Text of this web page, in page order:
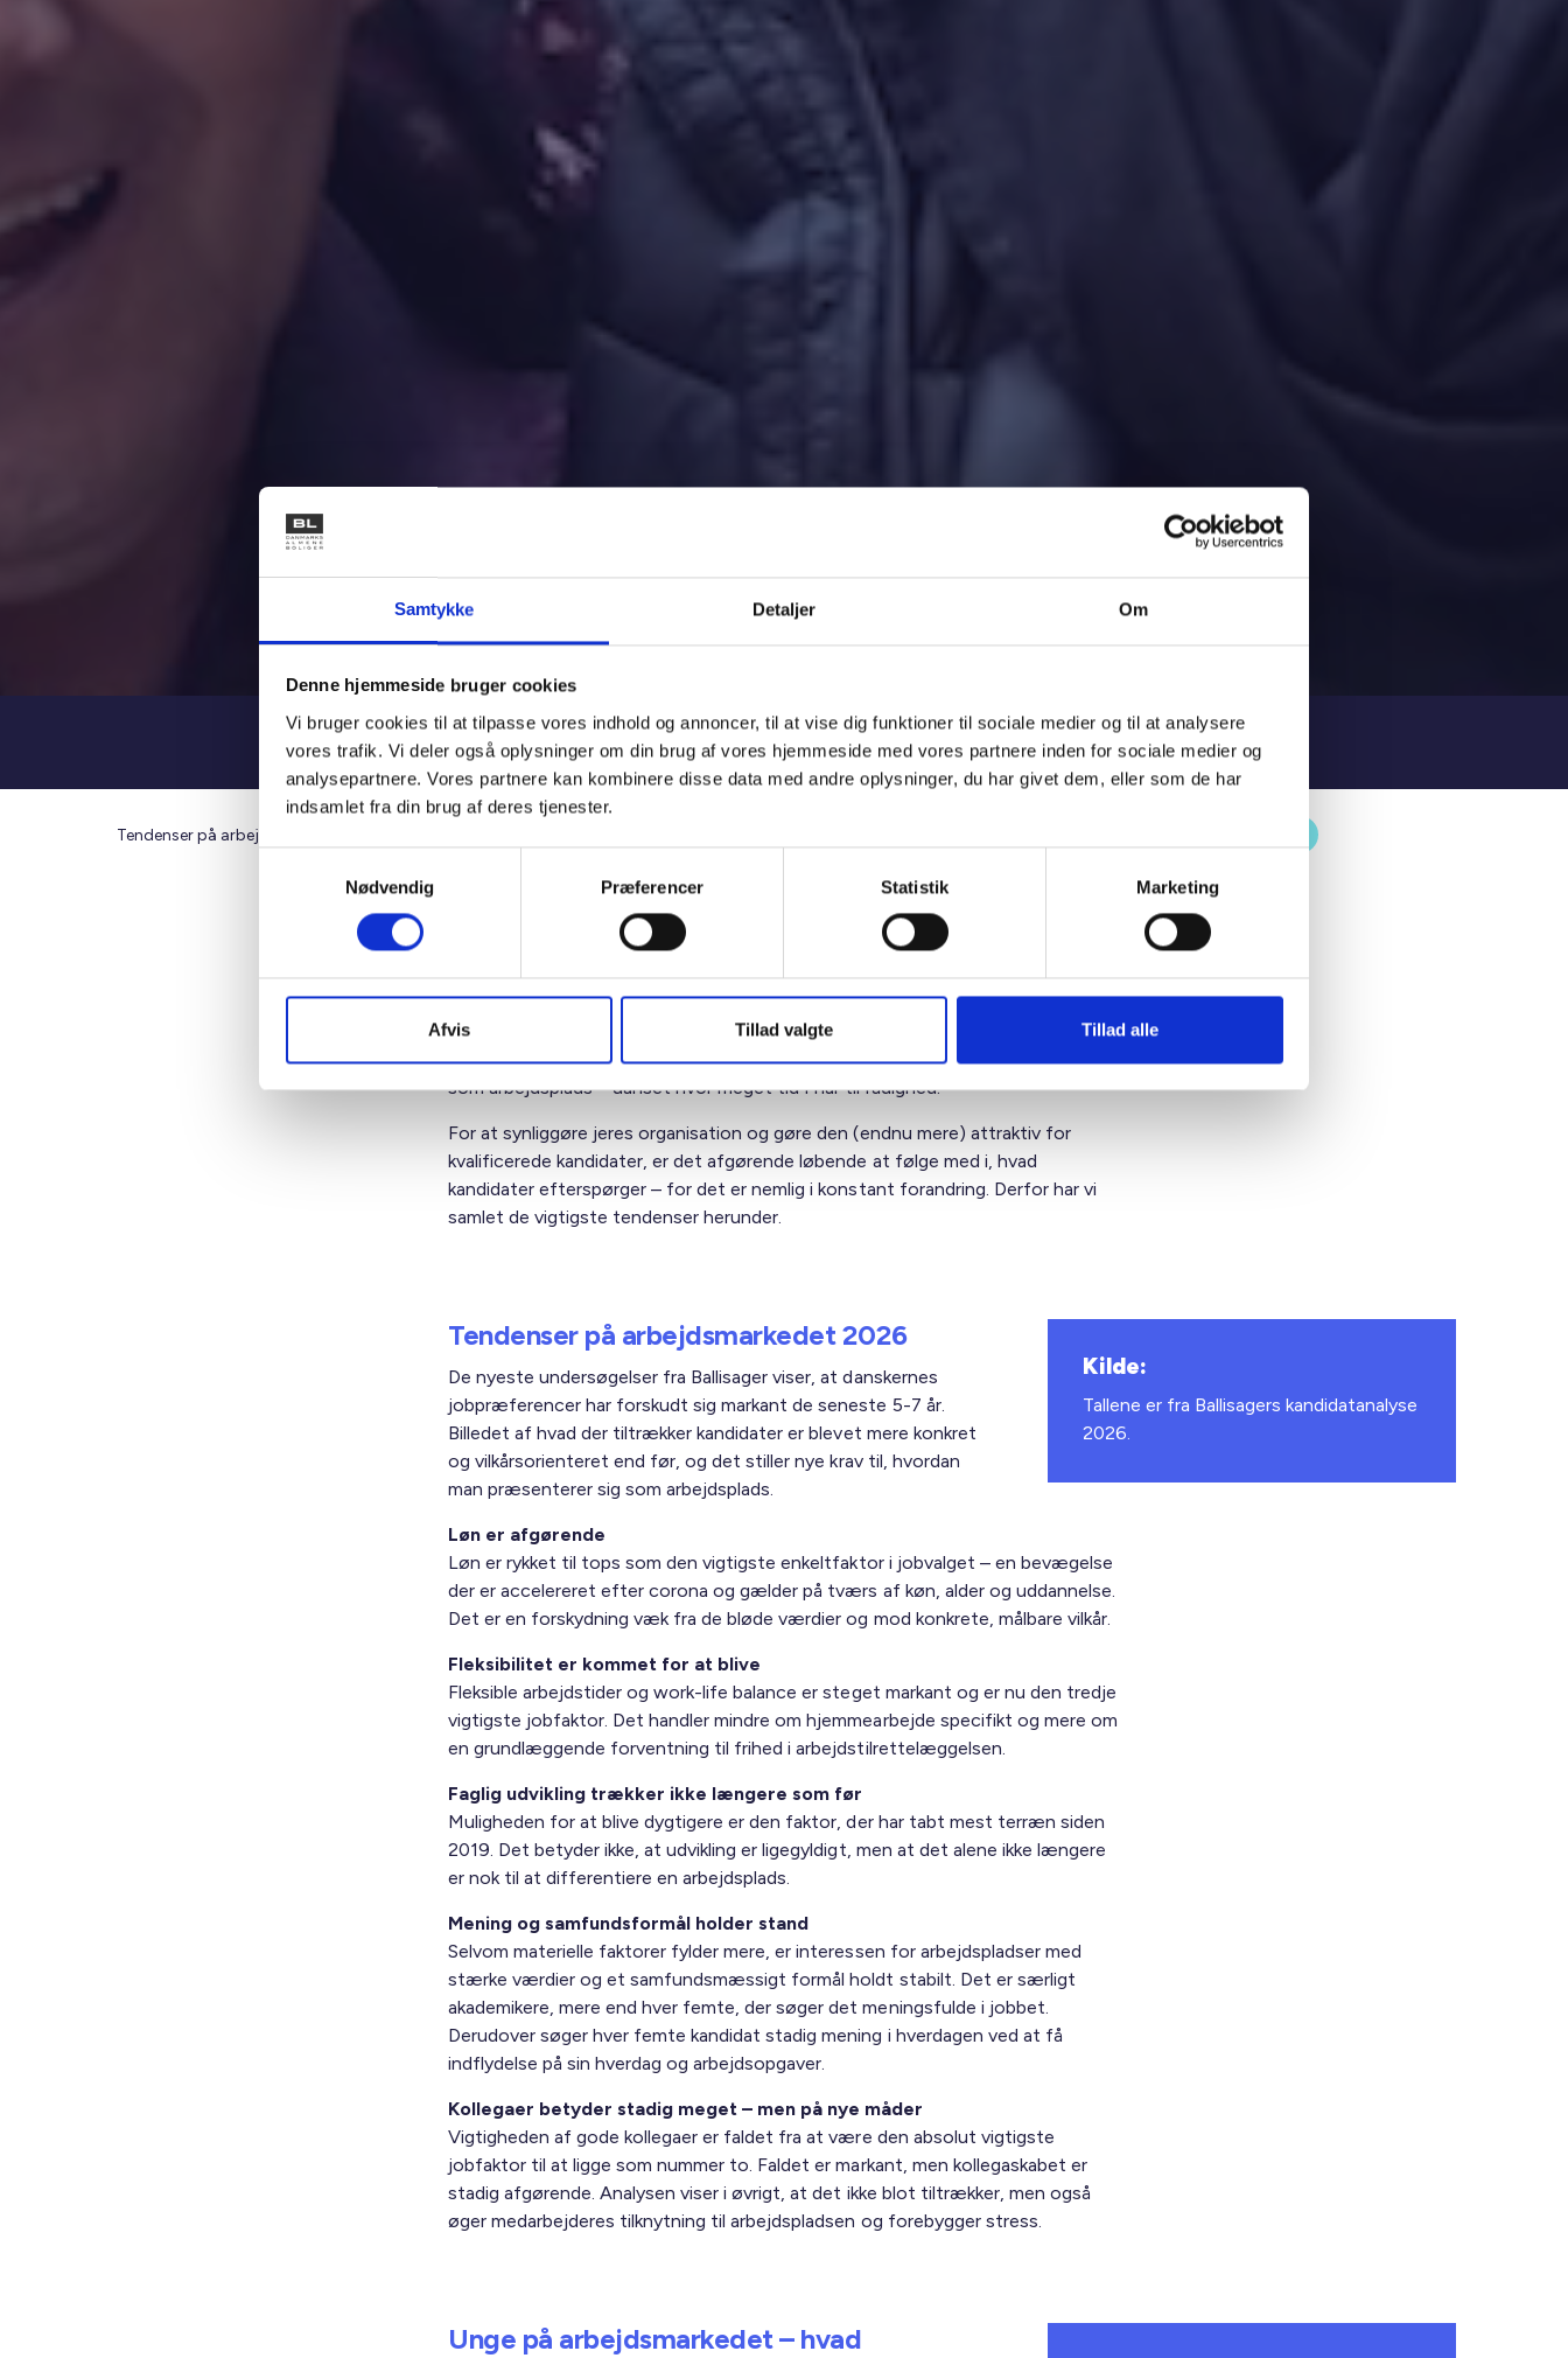
Samtykke Detaljer Om
Denne hjemmeside bruger cookies
Vi bruger cookies til at tilpasse vores indhold og annoncer, til at vise dig funktioner til sociale medier og til at analysere
vores trafik. Vi deler også oplysninger om din brug af vores hjemmeside med vores partnere inden for sociale medier og
analysepartnere. Vores partnere kan kombinere disse data med andre oplysninger, du har givet dem, eller som de har
indsamlet fra din brug af deres tjenester.
Nødvendig
Præferencer Statistik Marketing
Afvis Tillad valgte Tillad alle
Tendenser på arbejdsmarkedet
Der er kamp om arbejdskraften, og det er vigtigt at gøre sig selv synlige og
interessante for kandidater. Det kræver ikke nødvendigvis mange ressourcer –
men det kræver fokus. Derfor har vi samlet viden, redskaber og konkrete guides,
som kan bruges af både små og store boligorganisationer til at styrke jeres profil
som arbejdsplads – uanset hvor meget tid I har til rådighed.
For at synliggøre jeres organisation og gøre den (endnu mere) attraktiv for
kvalificerede kandidater, er det afgørende løbende at følge med i, hvad
kandidater efterspørger – for det er nemlig i konstant forandring. Derfor har vi
samlet de vigtigste tendenser herunder.
Kilde:
Tallene er fra Ballisagers kandidatanalyse
2026.
Tendenser på arbejdsmarkedet 2026
De nyeste undersøgelser fra Ballisager viser, at danskernes
jobpræferencer har forskudt sig markant de seneste 5-7 år.
Billedet af hvad der tiltrækker kandidater er blevet mere konkret
og vilkårsorienteret end før, og det stiller nye krav til, hvordan
man præsenterer sig som arbejdsplads.
Løn er afgørende
Løn er rykket til tops som den vigtigste enkeltfaktor i jobvalget – en bevægelse
der er accelereret efter corona og gælder på tværs af køn, alder og uddannelse.
Det er en forskydning væk fra de bløde værdier og mod konkrete, målbare vilkår.
Fleksibilitet er kommet for at blive
Fleksible arbejdstider og work-life balance er steget markant og er nu den tredje
vigtigste jobfaktor. Det handler mindre om hjemmearbejde specifikt og mere om
en grundlæggende forventning til frihed i arbejdstilrettelæggelsen.
Faglig udvikling trækker ikke længere som før
Muligheden for at blive dygtigere er den faktor, der har tabt mest terræn siden
2019. Det betyder ikke, at udvikling er ligegyldigt, men at det alene ikke længere
er nok til at differentiere en arbejdsplads.
Mening og samfundsformål holder stand
Selvom materielle faktorer fylder mere, er interessen for arbejdspladser med
stærke værdier og et samfundsmæssigt formål holdt stabilt. Det er særligt
akademikere, mere end hver femte, der søger det meningsfulde i jobbet.
Derudover søger hver femte kandidat stadig mening i hverdagen ved at få
indflydelse på sin hverdag og arbejdsopgaver.
Kollegaer betyder stadig meget – men på nye måder
Vigtigheden af gode kollegaer er faldet fra at være den absolut vigtigste
jobfaktor til at ligge som nummer to. Faldet er markant, men kollegaskabet er
stadig afgørende. Analysen viser i øvrigt, at det ikke blot tiltrækker, men også
øger medarbejderes tilknytning til arbejdspladsen og forebygger stress.
Unge på arbejdsmarkedet – hvad